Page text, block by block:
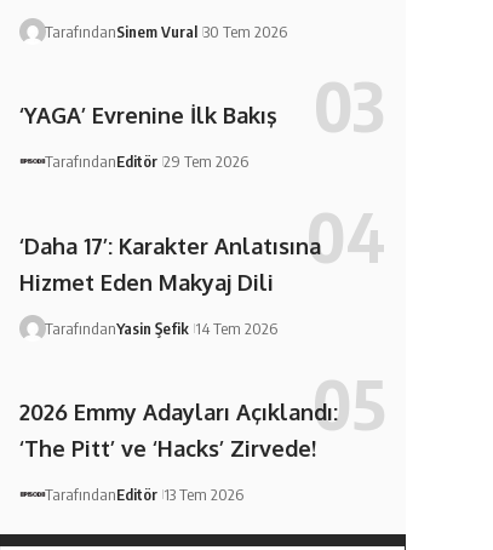
TarafındanSinem Vural 30 Tem 2026
‘YAGA’ Evrenine İlk Bakış
TarafındanEditör 29 Tem 2026
‘Daha 17’: Karakter Anlatısına
Hizmet Eden Makyaj Dili
TarafındanYasin Şefik 14 Tem 2026
2026 Emmy Adayları Açıklandı:
‘The Pitt’ ve ‘Hacks’ Zirvede!
TarafındanEditör 13 Tem 2026